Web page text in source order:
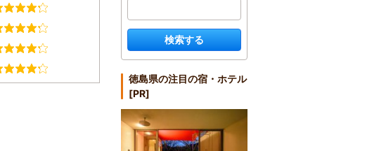
検索する
徳島県の注目の宿・ホテル
[PR]